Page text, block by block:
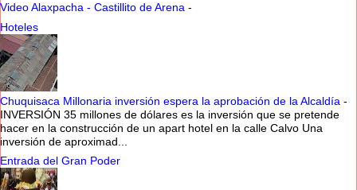
Video Alaxpacha - Castillito de Arena -
Hoteles
Chuquisaca Millonaria inversión espera la aprobación de la Alcaldía -
INVERSIÓN 35 millones de dólares es la inversión que se pretende
hacer en la construcción de un apart hotel en la calle Calvo Una
inversión de aproximad...
Entrada del Gran Poder